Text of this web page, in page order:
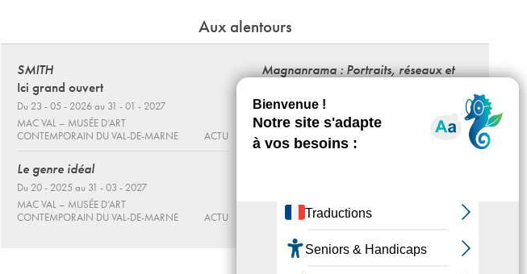
Aux alentours
SMITH
Ici grand ouvert
Du 23 - 05 - 2026 au 31 - 01 - 2027
MAC VAL – MUSÉE D’ART
CONTEMPORAIN DU VAL-DE-MARNE
ACTU
Le genre idéal
Du 20 - 2025 au 31 - 03 - 2027
MAC VAL – MUSÉE D’ART
CONTEMPORAIN DU VAL-DE-MARNE
ACTU
Magnanrama : Portraits, réseaux et
Du 25 - 09 au 12 - 12 - 2026
BÉTONSALON – CENTRE D’ART ET DE
RECHERCHE
ACTU